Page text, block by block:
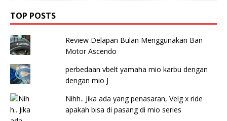
TOP POSTS
Review Delapan Bulan Menggunakan Ban
Motor Ascendo
perbedaan vbelt yamaha mio karbu dengan
dengan mio J
Nihh.. Jika ada yang penasaran, Velg x ride
apakah bisa di pasang di mio series